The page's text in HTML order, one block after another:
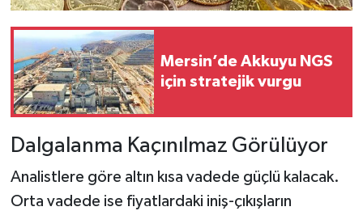
Mersin’de Akkuyu NGS
için stratejik vurgu
Dalgalanma Kaçınılmaz Görülüyor
Analistlere göre altın kısa vadede güçlü kalacak.
Orta vadede ise fiyatlardaki iniş-çıkışların